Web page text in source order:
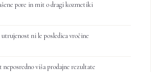
pore in mit o dragi kozmetiki
ni le posledica vročine
neposredno viša prodajne rezultate